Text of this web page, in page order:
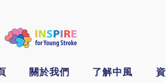
關於我們 了解中風